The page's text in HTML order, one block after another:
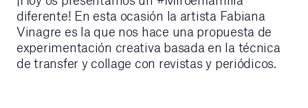
diferente! En esta ocasión la artista Fabiana
Vinagre es la que nos hace una propuesta de
experimentación creativa basada en la técnica
de transfer y collage con revistas y periódicos.